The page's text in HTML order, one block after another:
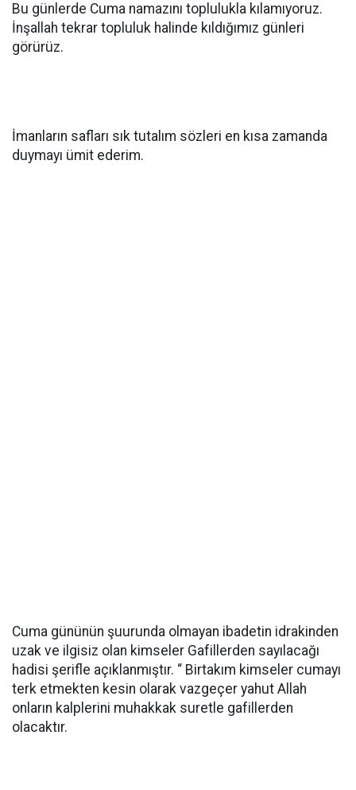
Bu günlerde Cuma namazını toplulukla kılamıyoruz.
İnşallah tekrar topluluk halinde kıldığımız günleri
görürüz.
İmanların safları sık tutalım sözleri en kısa zamanda
duymayı ümit ederim.
Cuma gününün şuurunda olmayan ibadetin idrakinden
uzak ve ilgisiz olan kimseler Gafillerden sayılacağı
hadisi şerifle açıklanmıştır. “ Birtakım kimseler cumayı
terk etmekten kesin olarak vazgeçer yahut Allah
onların kalplerini muhakkak suretle gafillerden
olacaktır.